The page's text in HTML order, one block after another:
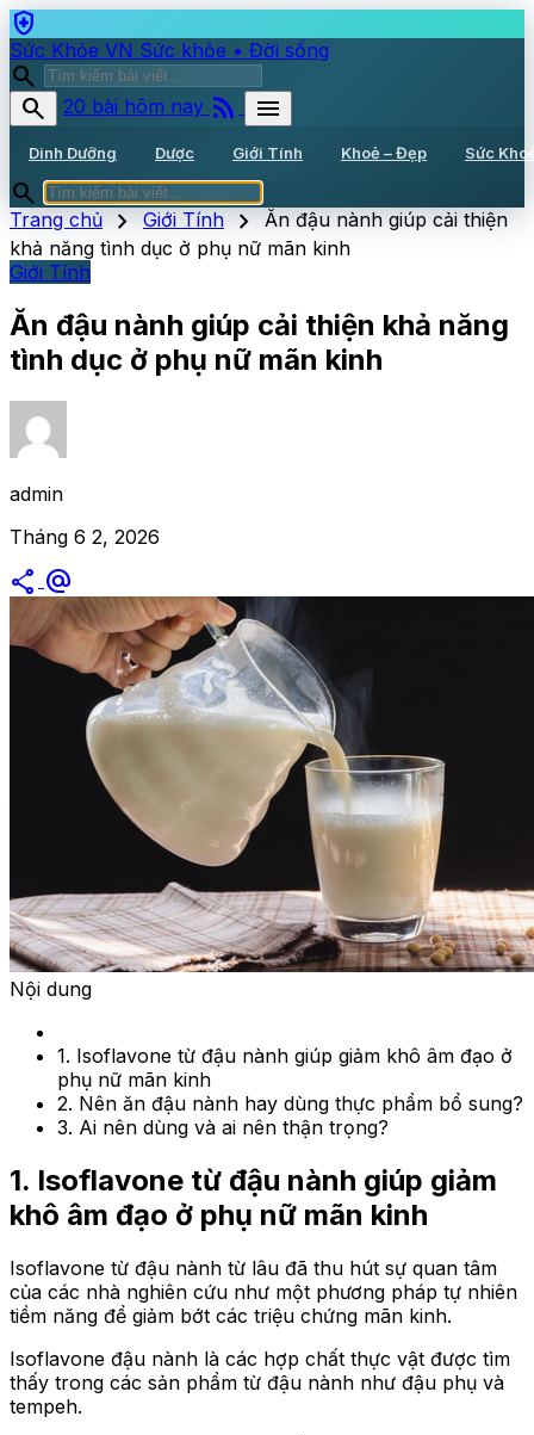
health_and_safety
Sức Khỏe VN Sức khỏe • Đời sống
search
search
20 bài hôm nay rss_feed menu
Dinh Dưỡng Dược Giới Tính Khoẻ – Đẹp Sức
search
Trang chủ chevron_right Giới Tính chevron_right Ăn đậu nành giúp cải thiện
khả năng tình dục ở phụ nữ mãn kinh
Giới Tính
Ăn đậu nành giúp cải thiện khả năng
tình dục ở phụ nữ mãn kinh
admin
Tháng 6 2, 2026
share alternate_email
Nội dung
1. Isoflavone từ đậu nành giúp giảm khô âm đạo ở
phụ nữ mãn kinh
2. Nên ăn đậu nành hay dùng thực phẩm bổ sung?
3. Ai nên dùng và ai nên thận trọng?
1. Isoflavone từ đậu nành giúp giảm
khô âm đạo ở phụ nữ mãn kinh
Isoflavone từ đậu nành từ lâu đã thu hút sự quan tâm
của các nhà nghiên cứu như một phương pháp tự nhiên
tiềm năng để giảm bớt các triệu chứng mãn kinh.
Isoflavone đậu nành là các hợp chất thực vật được tìm
thấy trong các sản phẩm từ đậu nành như đậu phụ và
tempeh.